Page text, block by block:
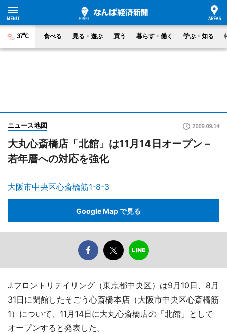
37°C 食べる 見る・遊ぶ 買う 暮らす・働く 学ぶ・知る
ニュース地図 2009.09.14
大丸心斎橋店「北館」は11月14日オープン－
若年層への対応を強化
大阪市中央区心斎橋筋1-8-3
Google Map で見る
J.フロントリテイリング（東京都中央区）は9月10日、8月
31日に閉館したそごう心斎橋本店（大阪市中央区心斎橋筋
1）について、11月14日に大丸心斎橋店の「北館」として
オープンすると発表した。